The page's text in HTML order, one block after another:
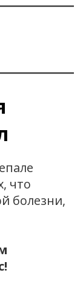
что
болезни,